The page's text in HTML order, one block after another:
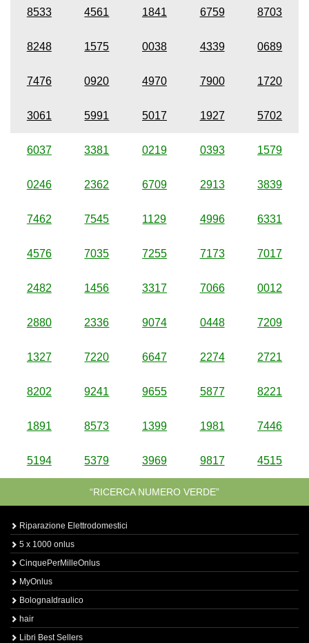
8533 4561 1841 6759 8703
8248 1575 0038 4339 0689
7476 0920 4970 7900 1720
3061 5991 5017 1927 5702
6037 3381 0219 0393 1579
0246 2362 6709 2913 3839
7462 7545 1129 4996 6331
4576 7035 7255 7173 7017
2482 1456 3317 7066 0012
2880 2336 9074 0448 7209
1327 7220 6647 2274 2721
8202 9241 9655 5877 8221
1891 8573 1399 1981 7446
5194 5379 3969 9817 4515
“RICERCA NUMERO VERDE”
Riparazione Elettrodomestici
5 x 1000 onlus
CinquePerMilleOnlus
MyOnlus
BolognaIdraulico
hair
Libri Best Sellers